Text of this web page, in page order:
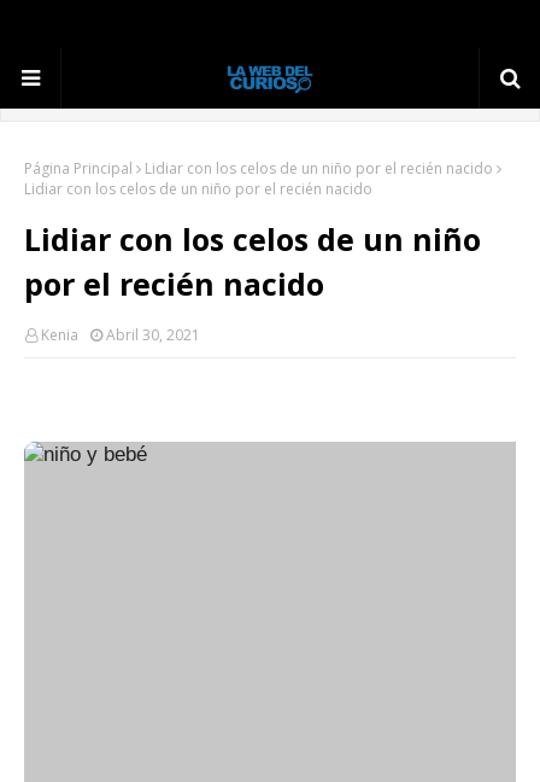
Página Principal
Lidiar con los celos de un niño por el recién nacido
Lidiar con los celos de un niño por el recién nacido
Lidiar con los celos de un niño
por el recién nacido
Kenia Abril 30, 2021